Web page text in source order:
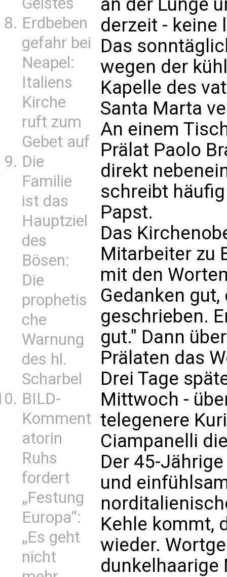
Erdbeben
gefahr bei
Neapel:
Italiens
Kirche
ruft zum
Gebet auf
Die
Familie
ist das
Hauptziel
des
Bösen:
Die
prophetis
che
Warnung
des hl.
Scharbel
BILD-
Komment
atorin
Ruhs
fordert
„Festung
Europa“:
„Es geht
nicht
derzeit - keine
Das
wegen der
Kapelle des
Santa Marta
An einem
Prälat Paolo
direkt
schreibt
Papst.
Das
Mitarbeiter zu
mit den
Gedanken
geschrieben.
gut." Dann
Prälaten das
Drei Tage
Mittwoch -
telegenere
Ciampanelli
Der 45-
und
Kehle kommt,
wieder.
dunkelhaarige